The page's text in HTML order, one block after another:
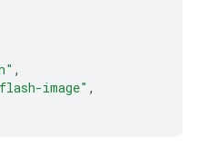
,
image" ,